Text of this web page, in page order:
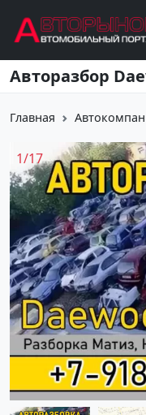
Перейти к основному
Главная
1/17